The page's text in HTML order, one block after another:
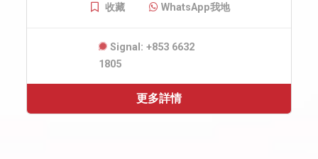
收藏 WhatsApp我地
Signal: +853 6632
1805
更多詳情